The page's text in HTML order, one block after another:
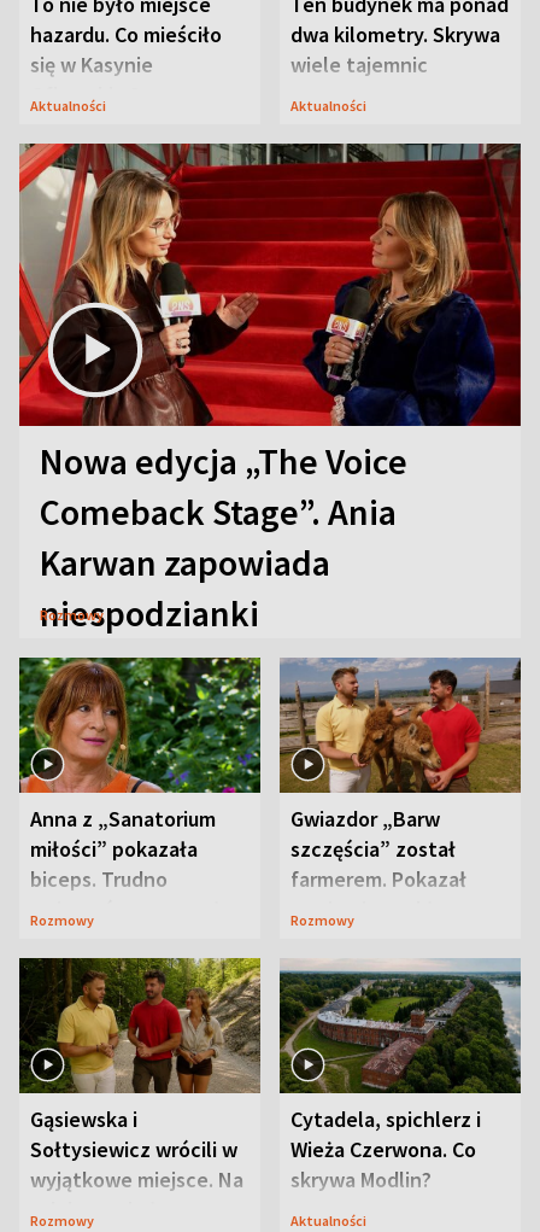
hazardu. Co mieściło
się w Kasynie
Oficerskim?
Aktualności
dwa kilometry. Skrywa
wiele tajemnic
Aktualności
Nowa edycja „The Voice
Comeback Stage”. Ania
Karwan zapowiada
niespodzianki
Rozmowy
Anna z „Sanatorium
miłości” pokazała
biceps. Trudno
uwierzyć, co przeszła
Rozmowy
Gwiazdor „Barw
szczęścia” został
farmerem. Pokazał
swoje niezwykłe
Rozmowy
Gąsiewska i
Sołtysiewicz wrócili w
wyjątkowe miejsce. Na
szlaku czekał
Rozmowy
Cytadela, spichlerz i
Wieża Czerwona. Co
skrywa Modlin?
Aktualności